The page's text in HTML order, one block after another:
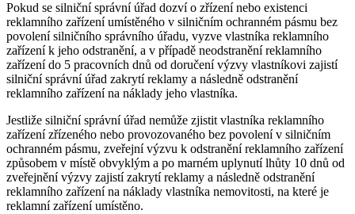
Pokud se silniční správní úřad dozví o zřízení nebo existenci
reklamního zařízení umístěného v silničním ochranném pásmu bez
povolení silničního správního úřadu, vyzve vlastníka reklamního
zařízení k jeho odstranění, a v případě neodstranění reklamního
zařízení do 5 pracovních dnů od doručení výzvy vlastníkovi zajistí
silniční správní úřad zakrytí reklamy a následně odstranění
reklamního zařízení na náklady jeho vlastníka.
Jestliže silniční správní úřad nemůže zjistit vlastníka reklamního
zařízení zřízeného nebo provozovaného bez povolení v silničním
ochranném pásmu, zveřejní výzvu k odstranění reklamního zařízení
způsobem v místě obvyklým a po marném uplynutí lhůty 10 dnů od
zveřejnění výzvy zajistí zakrytí reklamy a následně odstranění
reklamního zařízení na náklady vlastníka nemovitosti, na které je
reklamní zařízení umístěno.